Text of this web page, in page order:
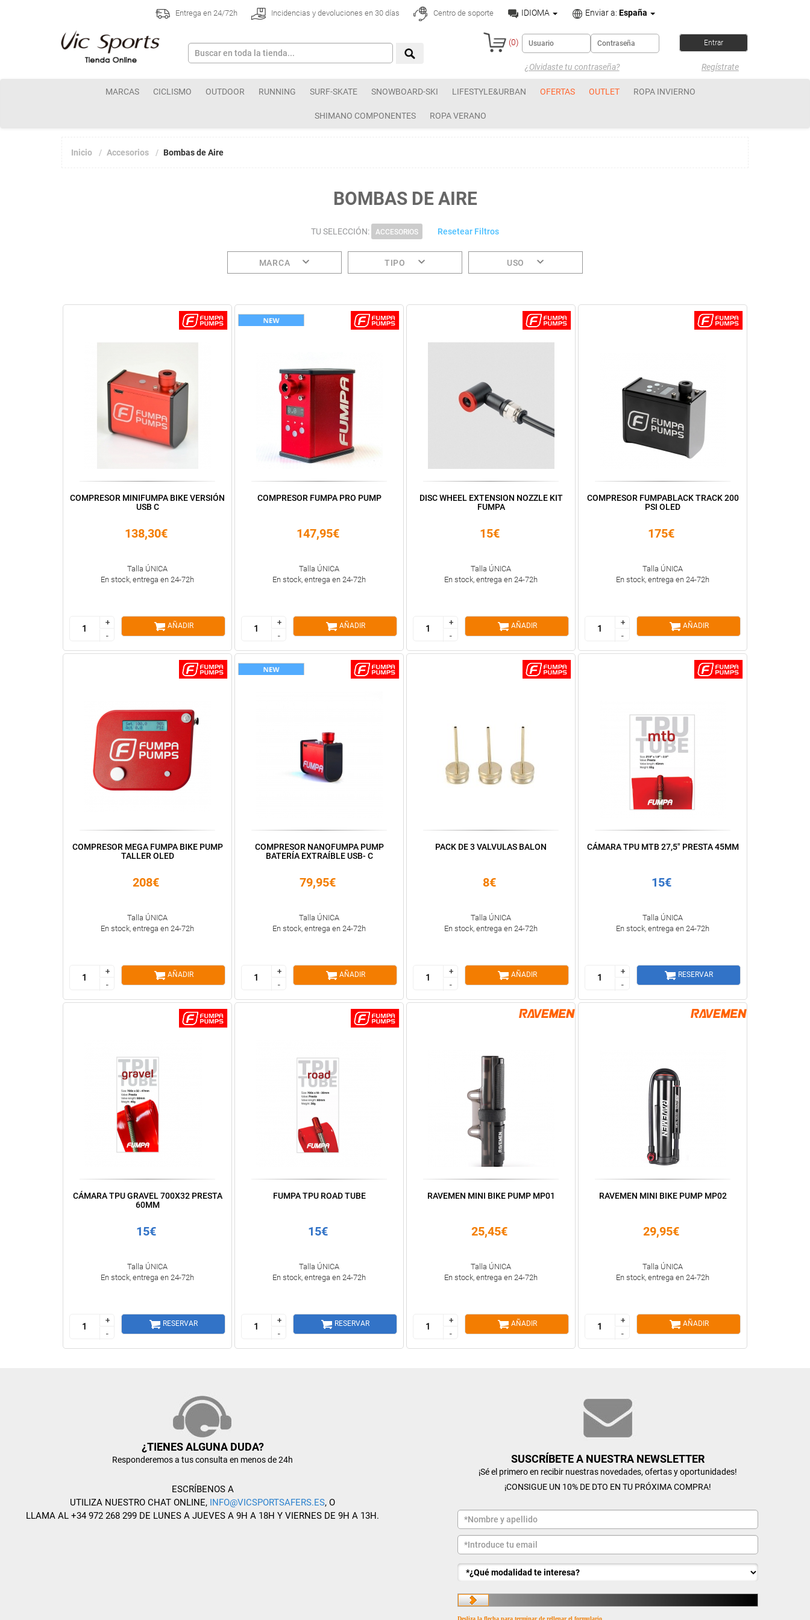
Entrega en 24/72h Incidencias y devoluciones en 30 días Centro de soporte IDIOMA Enviar a: España
(0)
¿Olvidaste tu contraseña? Regístrate
MARCAS CICLISMO OUTDOOR RUNNING SURF-SKATE SNOWBOARD-SKI LIFESTYLE&URBAN OFERTAS OUTLET ROPA INVIERNO
SHIMANO COMPONENTES ROPA VERANO
Inicio Accesorios Bombas de Aire
BOMBAS DE AIRE
TU SELECCIÓN: ACCESORIOS Resetear Filtros
MARCA TIPO USO
COMPRESOR MINIFUMPA BIKE VERSIÓN
USB C
138,30€
Talla ÚNICA
En stock, entrega en 24-72h
+
-
+
-
AÑADIR
COMPRESOR FUMPA PRO PUMP
147,95€
Talla ÚNICA
En stock, entrega en 24-72h
+
-
+
-
AÑADIR
DISC WHEEL EXTENSION NOZZLE KIT
FUMPA
15€
Talla ÚNICA
En stock, entrega en 24-72h
+
-
+
-
AÑADIR
COMPRESOR FUMPABLACK TRACK 200
PSI OLED
175€
Talla ÚNICA
En stock, entrega en 24-72h
+
-
+
-
AÑADIR
COMPRESOR MEGA FUMPA BIKE PUMP
TALLER OLED
208€
Talla ÚNICA
En stock, entrega en 24-72h
+
-
+
-
AÑADIR
COMPRESOR NANOFUMPA PUMP
BATERÍA EXTRAÍBLE USB- C
79,95€
Talla ÚNICA
En stock, entrega en 24-72h
+
-
+
-
AÑADIR
PACK DE 3 VALVULAS BALON
8€
Talla ÚNICA
En stock, entrega en 24-72h
+
-
+
-
AÑADIR
CÁMARA TPU MTB 27,5" PRESTA 45MM
15€
Talla ÚNICA
En stock, entrega en 24-72h
+
-
+
-
RESERVAR
CÁMARA TPU GRAVEL 700X32 PRESTA
60MM
15€
Talla ÚNICA
En stock, entrega en 24-72h
+
-
+
-
RESERVAR
FUMPA TPU ROAD TUBE
15€
Talla ÚNICA
En stock, entrega en 24-72h
+
-
+
-
RESERVAR
RAVEMEN MINI BIKE PUMP MP01
25,45€
Talla ÚNICA
En stock, entrega en 24-72h
+
-
+
-
AÑADIR
RAVEMEN MINI BIKE PUMP MP02
29,95€
Talla ÚNICA
En stock, entrega en 24-72h
+
-
+
-
AÑADIR
¿TIENES ALGUNA DUDA?
Responderemos a tus consulta en menos de 24h
ESCRÍBENOS A
UTILIZA NUESTRO CHAT ONLINE, INFO@VICSPORTSAFERS.ES, O
LLAMA AL +34 972 268 299 DE LUNES A JUEVES A 9H A 18H Y VIERNES DE 9H A 13H.
SUSCRÍBETE A NUESTRA NEWSLETTER
¡Sé el primero en recibir nuestras novedades, ofertas y oportunidades!
¡CONSIGUE UN 10% DE DTO EN TU PRÓXIMA COMPRA!
Desliza la flecha para terminar de rellenar el formulario